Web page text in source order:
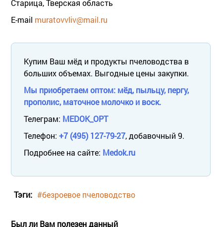
Старица, Тверская область
Е-mail muratovvliv@mail.ru
Купим Ваш мёд и продукты пчеловодства в
больших объемах. Выгодные цены закупки.
Мы приобретаем оптом: мёд, пыльцу, пергу,
прополис, маточное молочко и воск.
Телеграм: MEDOK_OPT
Телефон: +7 (495) 127-79-27, добавочный 9.
Подробнее на сайте: Medok.ru
Тэги: #безроевое пчеловодство
Был ли Вам полезен данный